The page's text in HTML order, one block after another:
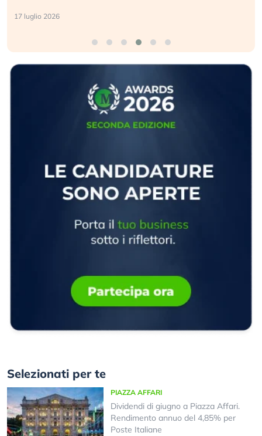
17 luglio 2026
Selezionati per te
PIAZZA AFFARI
Dividendi di giugno a Piazza Affari.
Rendimento annuo del 4,85% per
Poste Italiane